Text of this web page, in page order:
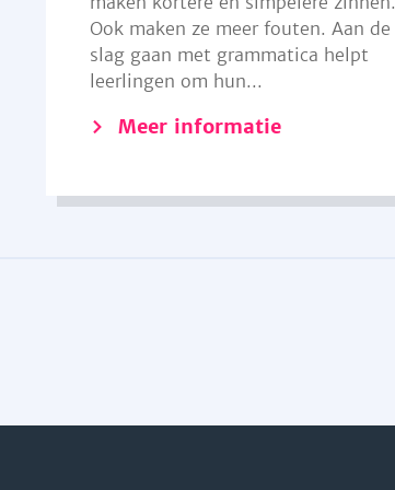
Ook maken ze meer fouten. Aan de
slag gaan met grammatica helpt
leerlingen om hun...
Meer informatie